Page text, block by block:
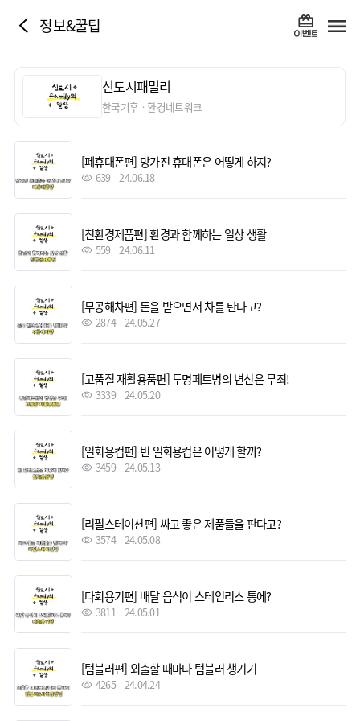
정보&꿀팁
신도시패밀리
한국기후ㆍ환경네트워크
[폐휴대폰편] 망가진 휴대폰은 어떻게 하지?
639 24.06.18
[친환경제품편] 환경과 함께하는 일상 생활
559 24.06.11
[무공해차편] 돈을 받으면서 차를 탄다고?
2874 24.05.27
[고품질 재활용품편] 투명페트병의 변신은 무죄!
3339 24.05.20
[일회용컵편] 빈 일회용컵은 어떻게 할까?
3459 24.05.13
[리필스테이션편] 싸고 좋은 제품들을 판다고?
3574 24.05.08
[다회용기편] 배달 음식이 스테인리스 통에?
3811 24.05.01
[텀블러편] 외출할 때마다 텀블러 챙기기
4265 24.04.24